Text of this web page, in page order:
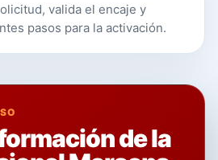
valida el encaje y
pasos para la activación.
de la